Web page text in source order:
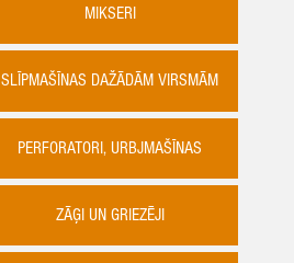
MIKSERI
SLĪPMAŠĪNAS DAŽĀDĀM VIRSMĀM
PERFORATORI, URBJMAŠĪNAS
ZĀĢI UN GRIEZĒJI